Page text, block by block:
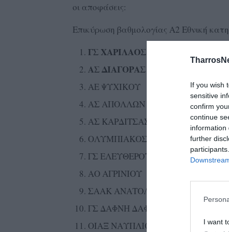
If you wish
sensitive
confirm
continue
information
further
I want
οι αποφάσεις:
Επικύρωση βαθμολογίας Α2 Εθνική
ΓΣ ΧΑΡΙΛΑΟΣ ΤΡΙΚΟΥΠΗΣ
ΑΣ ΔΙΑΓΟΡΑΣ ΔΡΥΟΠΙΔΕΩΝ
ΑΕ ΨΥΧΙΚΟΥ
ΑΣ ΑΠΟΛΛΩΝ ΠΑΤΡΑΣ
ΑΣ ΚΑΡΔΙΤΣΑΣ
ΟΛΥΜΠΙΑΚΟΣ ΣΦΠ
ΓΣ ΕΛΕΥΘΕΡΟΥΠΟΛΗΣ
ΑΟ ΑΓΡΙΝΙΟΥ
ΣΑΑΚ ΑΝΑΤΟΛΙΑ
ΓΣ ΔΑΦΝΗ ΔΑΦΝΙΟΥ
ΟΙΑΞ ΝΑΥΠΛΙΟΥ